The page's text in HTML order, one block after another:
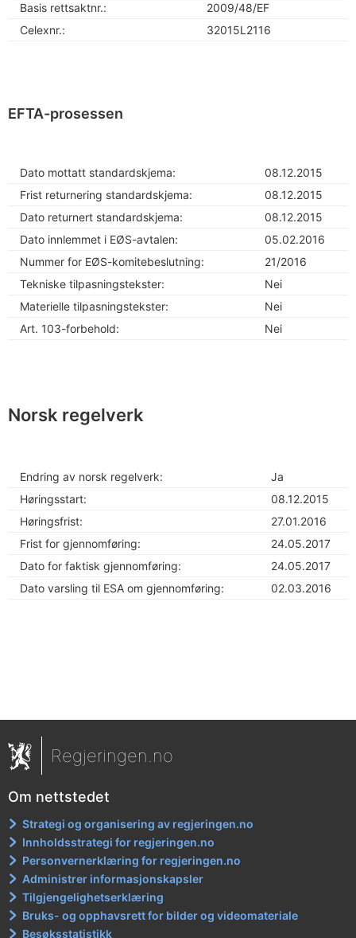
Basis rettsaktnr.:
2009/48/EF
Celexnr.:
32015L2116
EFTA-prosessen
Dato mottatt standardskjema:
08.12.2015
Frist returnering standardskjema:
08.12.2015
Dato returnert standardskjema:
08.12.2015
Dato innlemmet i EØS-avtalen:
05.02.2016
Nummer for EØS-komitebeslutning:
21/2016
Tekniske tilpasningstekster:
Nei
Materielle tilpasningstekster:
Nei
Art. 103-forbehold:
Nei
Norsk regelverk
Endring av norsk regelverk:
Ja
Høringsstart:
08.12.2015
Høringsfrist:
27.01.2016
Frist for gjennomføring:
24.05.2017
Dato for faktisk gjennomføring:
24.05.2017
Dato varsling til ESA om gjennomføring:
02.03.2016
Regjeringen.no
Om nettstedet
Strategi og organisering av regjeringen.no
Innholdsstrategi for regjeringen.no
Personvernerklæring for regjeringen.no
Administrer informasjonskapsler
Tilgjengelighetserklæring
Bruks- og opphavsrett for bilder og videomateriale
Besøksstatistikk